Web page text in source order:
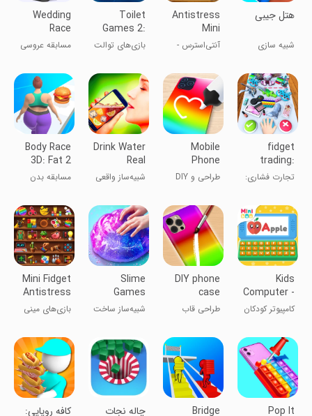
هتل جیبی
شبیه سازی
Antistress
Mini
Relaxing
Games
آنتی‌استرس -
آرامش‌بخش
Toilet
Games 2:
The Big
Flush
بازی‌های توالت
Wedding
Race
Fashion
Wedding
مسابقه عروسی
عروسی
fidget
trading:
trade toys
تجارت فشاری:
بازی ۳D
Mobile
Phone
Case
Design &
طراحی و DIY
Drink Water
Real
Simulator
شبیه‌ساز واقعی
Body Race
3D: Fat 2
Fit Run
مسابقه بدن
تناسب اندام
Kids
Computer -
Fun Games
کامپیوتر کودکان
سرگرم‌کننده
DIY phone
case
mobile
design
طراحی قاب
DIY
Slime
Games
Maker
Antistress
شبیه‌ساز ساخت
Mini Fidget
Antistress
Games
بازی‌های مینی
اسباب‌بازی‌های
آرامش‌بخش
Pop It
Bridge چاله نجات کافه رویایی: